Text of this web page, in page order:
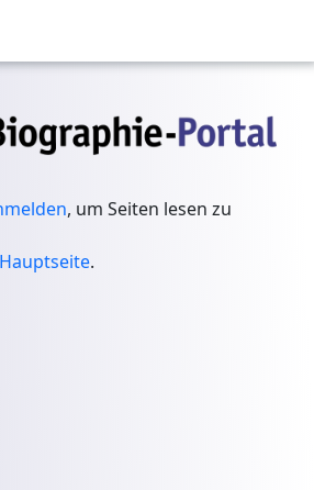
, um Seiten lesen zu
Hauptseite.